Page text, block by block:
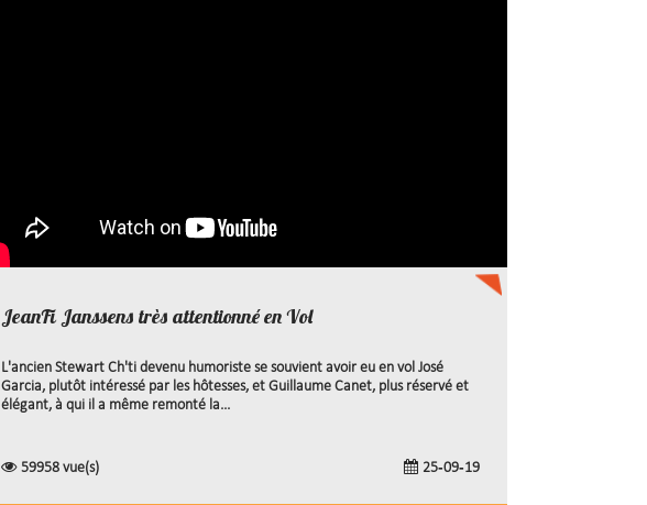
JeanFi Janssens très attentionné en Vol
L'ancien Stewart Ch'ti devenu humoriste se souvient avoir eu en vol José
Garcia, plutôt intéressé par les hôtesses, et Guillaume Canet, plus réservé et
élégant, à qui il a même remonté la...
59958 vue(s) 25-09-19